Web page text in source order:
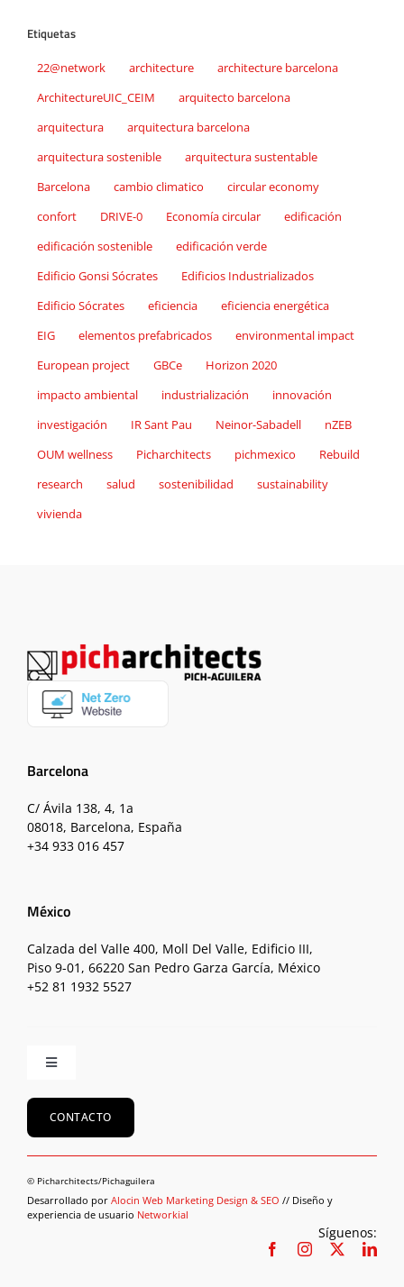
Etiquetas
22@network architecture
architecture barcelona
ArchitectureUIC_CEIM
arquitecto barcelona
arquitectura
arquitectura barcelona
arquitectura sostenible
arquitectura sustentable
Barcelona
cambio climatico
circular economy
confort
DRIVE-0 Economía circular
edificación
edificación sostenible
edificación verde
Edificio Gonsi Sócrates
Edificios Industrializados
Edificio Sócrates
eficiencia
eficiencia energética
EIG
elementos prefabricados
environmental impact
European project
GBCe
Horizon 2020
impacto ambiental
industrialización
innovación
investigación
IR Sant Pau Neinor-Sabadell
nZEB
OUM wellness
Picharchitects pichmexico
Rebuild
research
salud sostenibilidad
sustainability
vivienda
Barcelona
C/ Ávila 138, 4, 1a
08018, Barcelona, España
+34 933 016 457
México
Calzada del Valle 400, Moll Del Valle, Edificio III,
Piso 9-01, 66220 San Pedro Garza García, México
+52 81 1932 5527
Toggle
Inicio
CONTACTO
© Picharchitects/Pichaguilera
Desarrollado por Alocin Web Marketing Design & SEO // Diseño y
experiencia de usuario Networkial
Síguenos: